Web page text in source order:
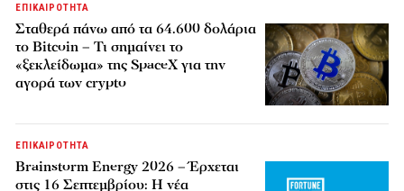
ΕΠΙΚΑΙΡΟΤΗΤΑ
Σταθερά πάνω από τα 64.600 δολάρια
το Bitcoin – Τι σημαίνει το
«ξεκλείδωμα» της SpaceX για την
αγορά των crypto
ΕΠΙΚΑΙΡΟΤΗΤΑ
Brainstorm Energy 2026 – Έρχεται
στις 16 Σεπτεμβρίου: Η νέα